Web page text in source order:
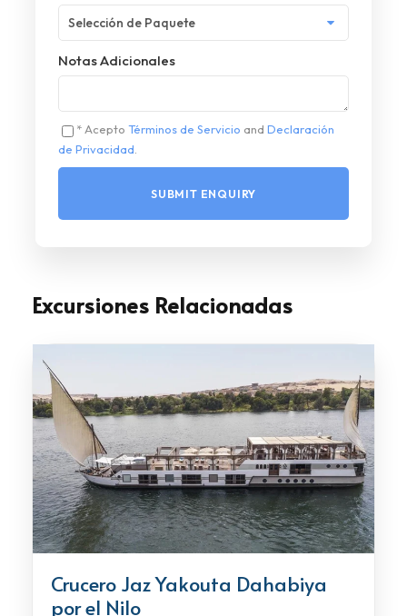
Notas Adicionales
* Acepto Términos de Servicio and Declaración
de Privacidad
Excursiones Relacionadas
Crucero Jaz Yakouta Dahabiya
por el Nilo